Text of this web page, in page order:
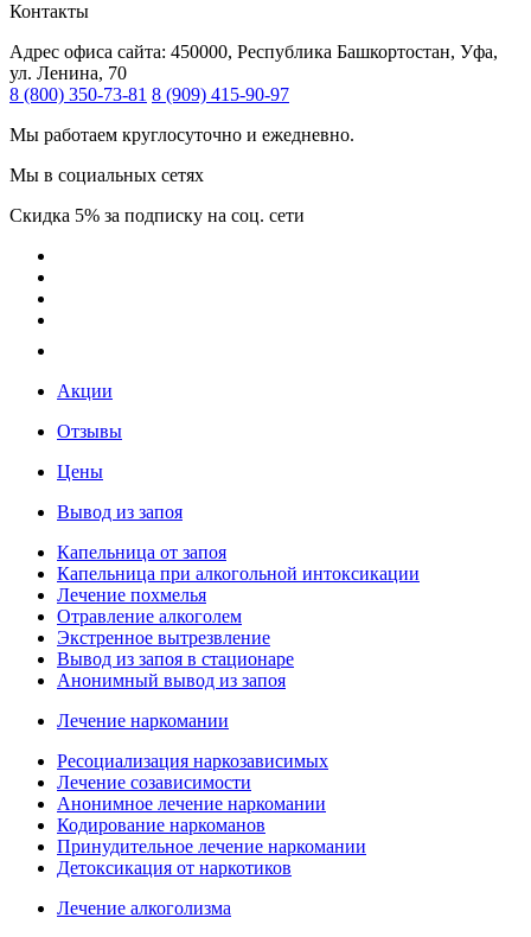
Контакты
Адрес офиса сайта: 450000, Республика Башкортостан, Уфа,
ул. Ленина, 70
8 (800) 350-73-81 8 (909) 415-90-97
Мы работаем круглосуточно и ежедневно.
Мы в социальных сетях
Скидка 5% за подписку на соц. сети
Акции
Отзывы
Цены
Вывод из запоя
Капельница от запоя
Капельница при алкогольной интоксикации
Лечение похмелья
Отравление алкоголем
Экстренное вытрезвление
Вывод из запоя в стационаре
Анонимный вывод из запоя
Лечение наркомании
Ресоциализация наркозависимых
Лечение созависимости
Анонимное лечение наркомании
Кодирование наркоманов
Принудительное лечение наркомании
Детоксикация от наркотиков
Лечение алкоголизма